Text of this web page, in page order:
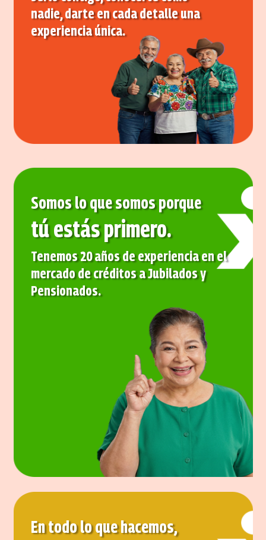
nadie, darte en cada detalle una
experiencia única.
Somos lo que somos porque
tú estás primero.
Tenemos 20 años de experiencia en el
mercado de créditos a Jubilados y
Pensionados.
En todo lo que hacemos,